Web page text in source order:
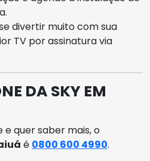
divertir muito com sua
TV por assinatura via
DA SKY EM
e quer saber mais, o
é 0800 600 4990.